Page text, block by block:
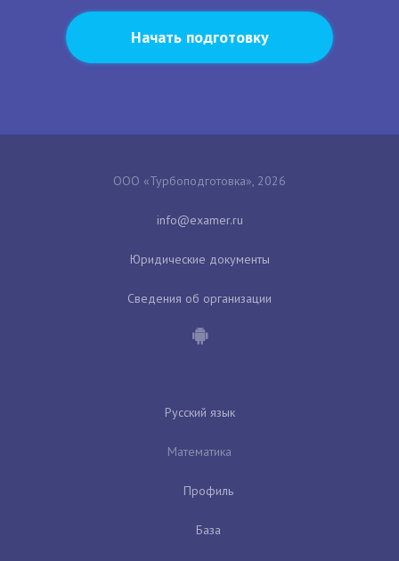
Начать подготовку
ООО «Турбоподготовка», 2026
Юридические документы
Сведения об организации
Русский язык
Математика
Профиль
База